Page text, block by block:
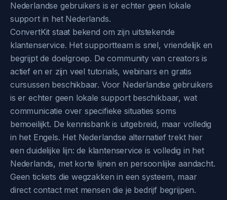
Nederlandse gebruikers is er echter geen lokale
support in het Nederlands.
ConvertKit staat bekend om zijn uitstekende
klantenservice. Het supportteam is snel, vriendelijk en
begrijpt de doelgroep. De community van creators is
actief en er zijn veel tutorials, webinars en gratis
cursussen beschikbaar. Voor Nederlandse gebruikers
is er echter geen lokale support beschikbaar, wat
communicatie over specifieke situaties soms
bemoeilijkt. De kennisbank is uitgebreid, maar volledig
in het Engels. Het Nederlandse alternatief trekt hier
een duidelijke lijn: de klantenservice is volledig in het
Nederlands, met korte lijnen en persoonlijke aandacht.
Geen tickets die wegzakken in een systeem, maar
direct contact met mensen die je bedrijf begrijpen.